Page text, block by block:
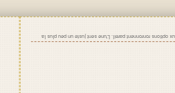
les deux options ronronnent pareil. L'une sent juste un peu